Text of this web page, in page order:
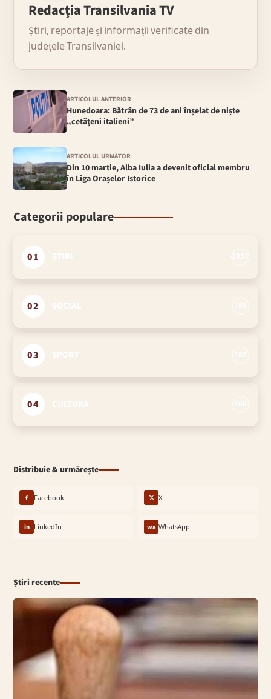
Redacția Transilvania TV
Știri, reportaje și informații verificate din
județele Transilvaniei.
ARTICOLUL ANTERIOR
Hunedoara: Bătrân de 73 de ani înșelat de niște
„cetăţeni italieni”
ARTICOLUL URMĂTOR
Din 10 martie, Alba Iulia a devenit oficial membru
în Liga Orașelor Istorice
Categorii populare
01
02
03
04
Distribuie & urmărește
f Facebook 𝕏 X
in LinkedIn wa WhatsApp
Știri recente